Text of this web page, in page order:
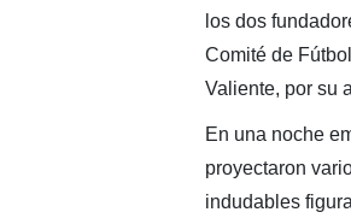
los dos
Comité de
Valiente, por su
En una noche
proyectaron
indudables